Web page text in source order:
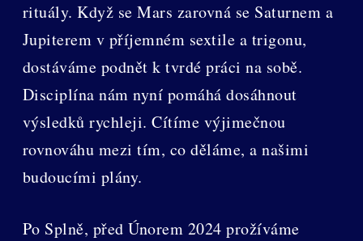
rituály. Když se Mars zarovná se Saturnem a
Jupiterem v příjemném sextile a trigonu,
dostáváme podnět k tvrdé práci na sobě.
Disciplína nám nyní pomáhá dosáhnout
výsledků rychleji. Cítíme výjimečnou
rovnováhu mezi tím, co děláme, a našimi
budoucími plány.
Po Splně, před Únorem 2024 prožíváme